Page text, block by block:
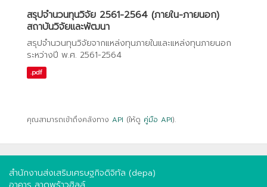
สรุปจำนวนทุนวิจัย 2561-2564 (ภายใน-ภายนอก)
สถาบันวิจัยและพัฒนา
สรุปจำนวนทุนวิจัยจากแหล่งทุนภายในและแหล่งทุนภายนอก
ระหว่างปี พ.ศ. 2561-2564
.pdf
คุณสามารถเข้าถึงคลังทาง API (ให้ดู คู่มือ API).
สำนักงานส่งเสริมเศรษฐกิจดิจิทัล (depa)